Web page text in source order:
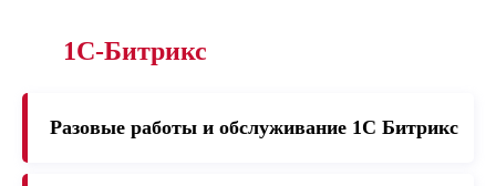
1С-Битрикс
Разовые работы и обслуживание 1C Битрикс